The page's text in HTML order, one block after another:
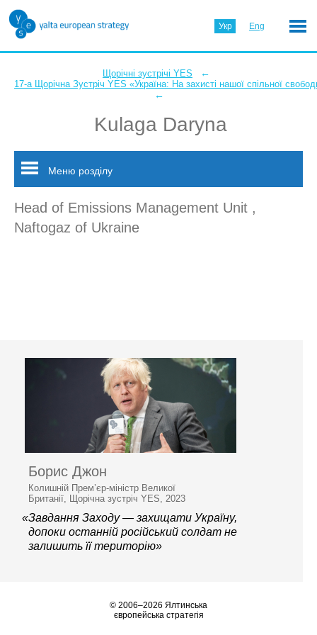
Укр Eng
Щорічні зустрічі YES ←
17-а Щорічна Зустріч YES «Україна: На захисті нашої спільної
←
Kulaga Daryna
Меню розділу
Head of Emissions Management Unit ,
Naftogaz of Ukraine
Борис Джон
Колишній Прем’єр-міністр Великої
Британії, Щорічна зустріч YES, 2023
«Завдання Заходу — захищати Україну,
допоки останній російський солдат не
залишить її територію»
© 2006–2026 Ялтинська
європейська стратегія